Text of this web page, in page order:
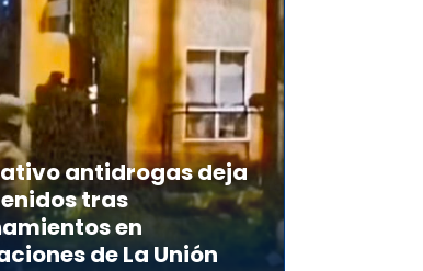
antidrogas deja
tras
en
de La Unión